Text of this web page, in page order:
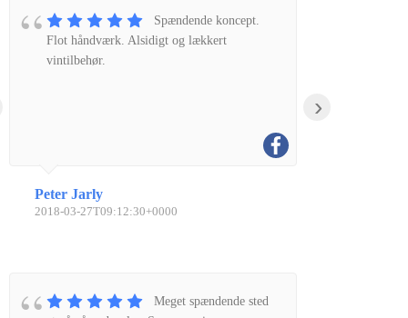
Spændende koncept.
Flot håndværk. Alsidigt og lækkert
vintilbehør.
Peter Jarly
2018-03-27T09:12:30+0000
Meget spændende sted
›